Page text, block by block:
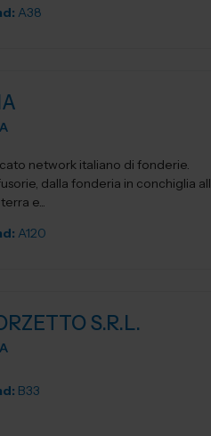
A38
network italiano di fonderie.
dalla fonderia in conchiglia
e...
A120
S.R.L.
B33